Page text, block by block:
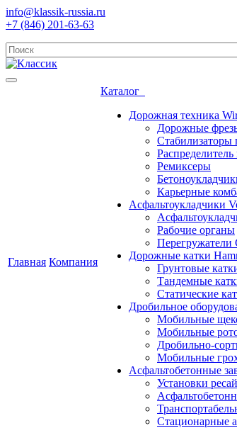
info@klassik-russia.ru
+7 (846) 201-63-63
Главная Компания
Каталог
Дорожная техника
Дорожные
Стабилизаторы
Ремиксеры
Карьерные
Асфальтоукладчики
Рабочие органы
Перегружатели
Дорожные катки
Грунтовые
Тандемные
Статические
Дробильное
Мобильные
Мобильные
Дробильно-
Мобильные
Асфальтобетонные
Установки
Стационарные